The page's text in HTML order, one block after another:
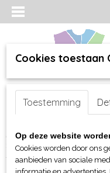
Inloggen Registreren
Home >webshop>Per
Rompertjes> Babybugz
Cookies toestaan
Toestemming
Op deze website
Cookies worden door ons
aanbieden van sociale